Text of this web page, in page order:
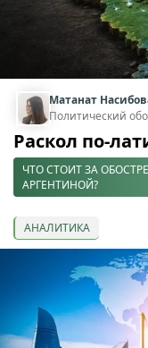
Матанат
Политический
Раскол по-
ЧТО СТОИТ ЗА
АРГЕНТИНОЙ?
АНАЛИТИКА